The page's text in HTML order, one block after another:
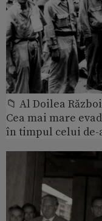
📁 Al Doilea
Cea mai mare
în timpul celui de-